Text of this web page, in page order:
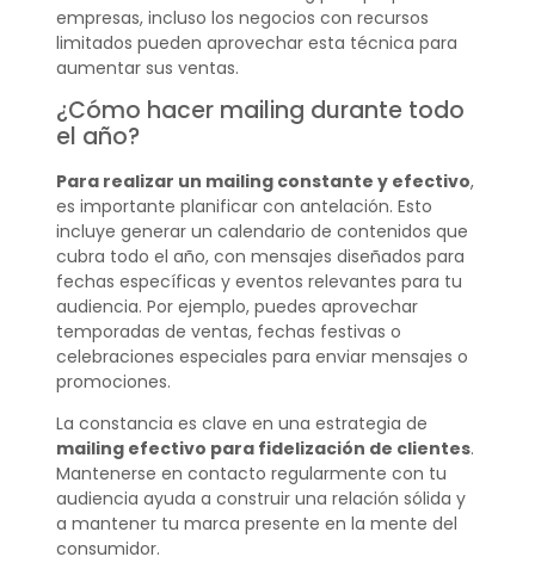
empresas, incluso los negocios con recursos
limitados pueden aprovechar esta técnica para
aumentar sus ventas.
¿Cómo hacer mailing durante todo
el año?
Para realizar un mailing constante y efectivo,
es importante planificar con antelación. Esto
incluye generar un calendario de contenidos que
cubra todo el año, con mensajes diseñados para
fechas específicas y eventos relevantes para tu
audiencia. Por ejemplo, puedes aprovechar
temporadas de ventas, fechas festivas o
celebraciones especiales para enviar mensajes o
promociones.
La constancia es clave en una estrategia de
mailing efectivo para fidelización de clientes.
Mantenerse en contacto regularmente con tu
audiencia ayuda a construir una relación sólida y
a mantener tu marca presente en la mente del
consumidor.